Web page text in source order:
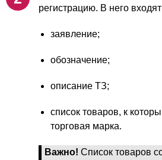
регистрацию. В него
заявление;
обозначение;
описание ТЗ;
список товаров, к
торговая марка.
Важно! Список товаров